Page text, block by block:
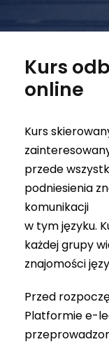
Kurs
online
Kurs
przede
podniesienia
komunikacji
w tym języku.
każdej grupy
znajomości
Przed
Platformie e-